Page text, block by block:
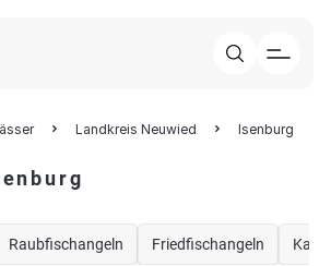
Landkreis Neuwied Isenburg
Raubfischangeln Friedfischangeln